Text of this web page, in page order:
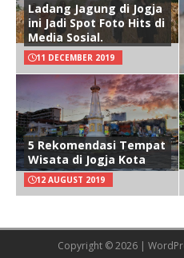
Ladang Jagung di Jogja
ini Jadi Spot Foto Hits di
Media Sosial.
11 DECEMBER 2019
5 Rekomendasi Tempat
Wisata di Jogja Kota
12 AUGUST 2019
Copyright © 2026 |